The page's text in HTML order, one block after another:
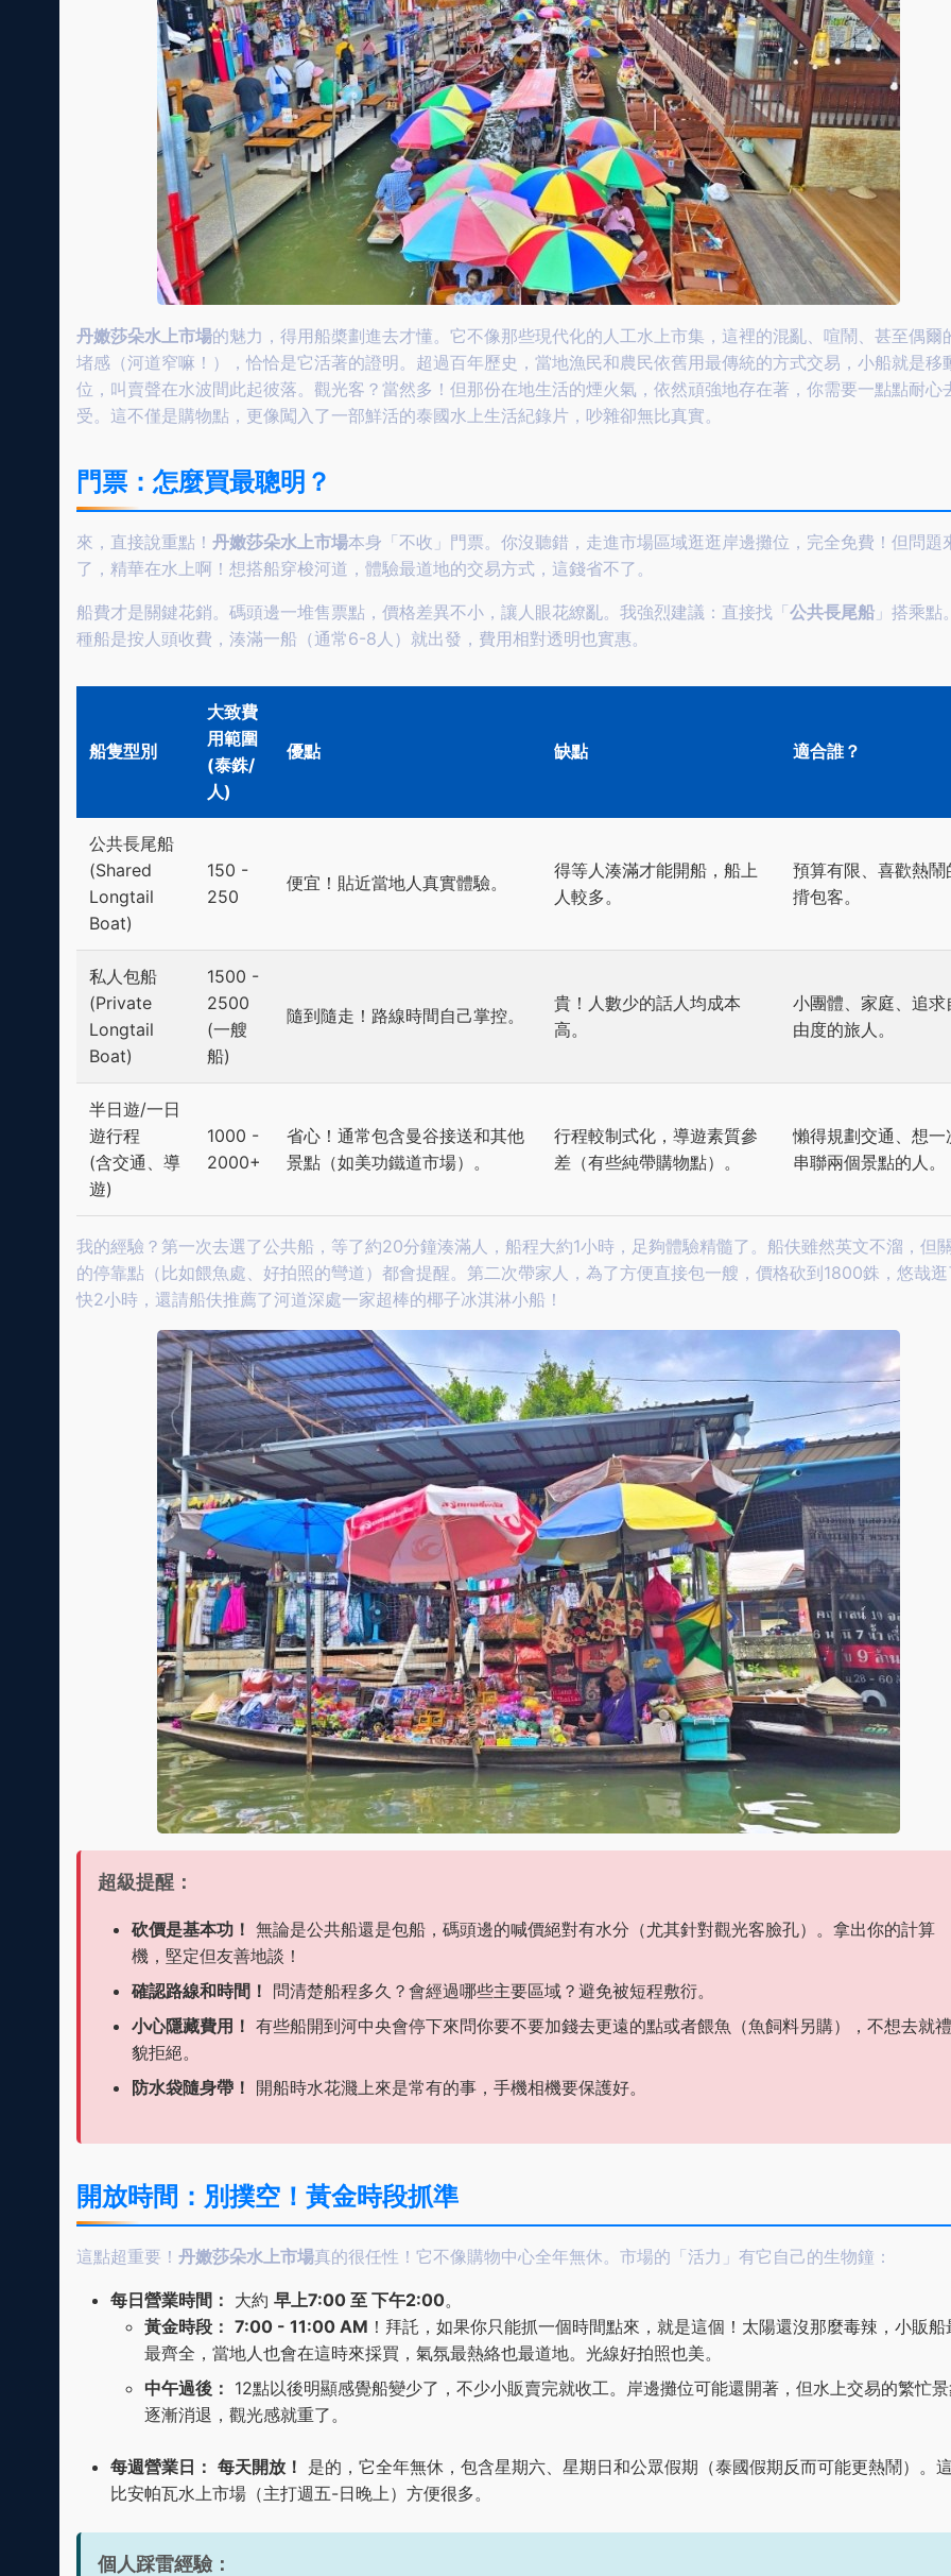
丹嫩莎朵水上市場的魅力，得用船槳劃進去才懂。它不像那些現代化的人工水上市集，這裡的混亂、喧鬧、甚至偶爾
堵感（河道窄嘛！），恰恰是它活著的證明。超過百年歷史，當地漁民和農民依舊用最傳統的方式交易，小船就是移
位，叫賣聲在水波間此起彼落。觀光客？當然多！但那份在地生活的煙火氣，依然頑強地存在著，你需要一點點耐心
受。這不僅是購物點，更像闖入了一部鮮活的泰國水上生活紀錄片，吵雜卻無比真實。
門票：怎麼買最聰明？
來，直接說重點！ 丹嫩莎朵水上市場本身「不收」門票。你沒聽錯，走進市場區域逛逛岸邊攤位，完全免費！但問題
了，精華在水上啊！想搭船穿梭河道，體驗最道地的交易方式，這錢省不了。
船費才是關鍵花銷。碼頭邊一堆售票點，價格差異不小，讓人眼花繚亂。我強烈建議：直接找「公共長尾船 」搭乘點
種船是按人頭收費，湊滿一船（通常6-8人）就出發，費用相對透明也實惠。
船隻型別
大致費
用範圍
(泰銖/
人)
優點 缺點 適合誰？
公共長尾船
(Shared
Longtail
Boat)
150 -
250
便宜！貼近當地人真實體驗。
得等人湊滿才能開船，船上
人較多。
預算有限、喜歡熱鬧
揹包客。
私人包船
(Private
Longtail
Boat)
1500 -
2500
(一艘
船)
隨到隨走！路線時間自己掌控。
貴！人數少的話人均成本
高。
小團體、家庭、追求
由度的旅人。
半日遊/一日
遊行程
(含交通、導
遊)
1000 -
2000+
省心！通常包含曼谷接送和其他
景點（如美功鐵道市場）。
行程較制式化，導遊素質參
差（有些純帶購物點）。
懶得規劃交通、想一
串聯兩個景點的人。
我的經驗？第一次去選了公共船，等了約20分鐘湊滿人，船程大約1小時，足夠體驗精髓了。船伕雖然英文不溜，但
的停靠點（比如餵魚處、好拍照的彎道）都會提醒。第二次帶家人，為了方便直接包一艘，價格砍到1800銖，悠哉
快2小時，還請船伕推薦了河道深處一家超棒的椰子冰淇淋小船！
超級提醒：
砍價是基本功！ 無論是公共船還是包船，碼頭邊的喊價絕對有水分（尤其針對觀光客臉孔）。拿出你的計算
機，堅定但友善地談！
確認路線和時間！ 問清楚船程多久？會經過哪些主要區域？避免被短程敷衍。
小心隱藏費用！ 有些船開到河中央會停下來問你要不要加錢去更遠的點或者餵魚（魚飼料另購），不想去就禮
貌拒絕。
防水袋隨身帶！ 開船時水花濺上來是常有的事，手機相機要保護好。
開放時間：別撲空！黃金時段抓準
這點超重要！ 丹嫩莎朵水上市場真的很任性！它不像購物中心全年無休。市場的「活力」有它自己的生物鐘：
每日營業時間： 大約 早上7:00 至 下午2:00。
黃金時段： 7:00 - 11:00 AM ！拜託，如果你只能抓一個時間點來，就是這個！太陽還沒那麼毒辣，小販船
最齊全，當地人也會在這時來採買，氣氛最熱絡也最道地。光線好拍照也美。
中午過後： 12點以後明顯感覺船變少了，不少小販賣完就收工。岸邊攤位可能還開著，但水上交易的繁忙
逐漸消退，觀光感就重了。
每週營業日： 每天開放！ 是的，它全年無休，包含星期六、星期日和公眾假期（泰國假期反而可能更熱鬧）。
比安帕瓦水上市場（主打週五-日晚上）方便很多。
個人踩雷經驗：